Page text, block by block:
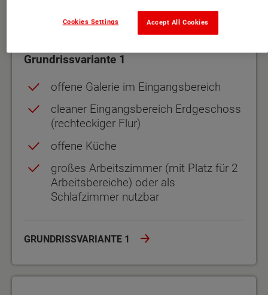
flexibel gebaut
Grundrissvariante 1
offene Galerie im Eingangsbereich
cleaner Eingangsbereich Erdgeschoss
(rechteckiger Flur)
offene Küche
großes Arbeitszimmer (mit Platz für 2
Arbeitsbereiche) oder als
Schlafzimmer nutzbar
GRUNDRISSVARIANTE 1
Accept All Cookies
Cookies Settings